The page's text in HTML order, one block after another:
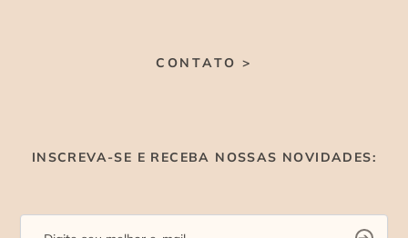
CONTATO >
INSCREVA-SE E RECEBA NOSSAS NOVIDADES: